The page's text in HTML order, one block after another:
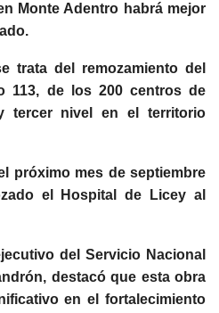
Monte Adentro habrá mejor
trata del remozamiento del
113, de los 200 centros de
tercer nivel en el territorio
próximo mes de septiembre
el Hospital de Licey al
del Servicio Nacional
destacó que esta obra
en el fortalecimiento